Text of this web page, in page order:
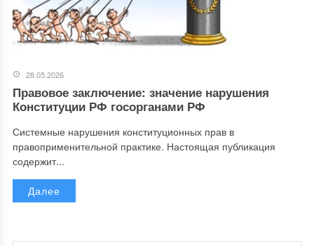
28.05.2026
Правовое заключение: значение нарушения
Конституции РФ госорганами РФ
Системные нарушения конституционных прав в
правоприменительной практике. Настоящая публикация
содержит...
Далее